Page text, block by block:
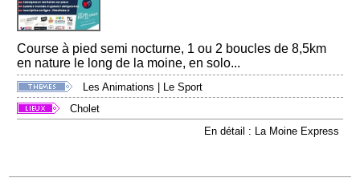
Course à pied semi nocturne, 1 ou 2 boucles de 8,5km
en nature le long de la moine, en solo...
Les Animations | Le Sport
Cholet
En détail : La Moine Express